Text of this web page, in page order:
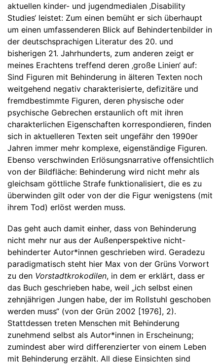
aktuellen kinder- und jugendmedialen ‚Disability
Studies‘ leistet: Zum einen bemüht er sich überhaupt
um einen umfassenderen Blick auf Behindertenbilder in
der deutschsprachigen Literatur des 20. und
bisherigen 21. Jahrhunderts, zum anderen zeigt er
meines Erachtens treffend deren ‚große Linien‘ auf:
Sind Figuren mit Behinderung in älteren Texten noch
weitgehend negativ charakterisierte, defizitäre und
fremdbestimmte Figuren, deren physische oder
psychische Gebrechen erstaunlich oft mit ihren
charakterlichen Eigenschaften korrespondieren, finden
sich in aktuelleren Texten seit ungefähr den 1990er
Jahren immer mehr komplexe, eigenständige Figuren.
Ebenso verschwinden Erlösungsnarrative offensichtlich
von der Bildfläche: Behinderung wird nicht mehr als
gleichsam göttliche Strafe funktionalisiert, die es zu
überwinden gilt oder von der die Figur wenigstens (mit
ihrem Tod) erlöst werden muss.
Das geht auch damit einher, dass von Behinderung
nicht mehr nur aus der Außenperspektive nicht-
behinderter Autor*innen geschrieben wird. Geradezu
paradigmatisch steht hier Max von der Grüns Vorwort
zu den Vorstadtkrokodilen, in dem er erklärt, dass er
das Buch geschrieben habe, weil „ich selbst einen
zehnjährigen Jungen habe, der im Rollstuhl geschoben
werden muss“ (von der Grün 2002 [1976], 2).
Stattdessen treten Menschen mit Behinderung
zunehmend selbst als Autor*innen in Erscheinung;
zumindest aber wird differenzierter von einem Leben
mit Behinderung erzählt. All diese Einsichten sind